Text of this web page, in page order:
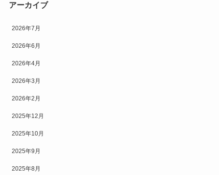
アーカイブ
2026年7月
2026年6月
2026年4月
2026年3月
2026年2月
2025年12月
2025年10月
2025年9月
2025年8月